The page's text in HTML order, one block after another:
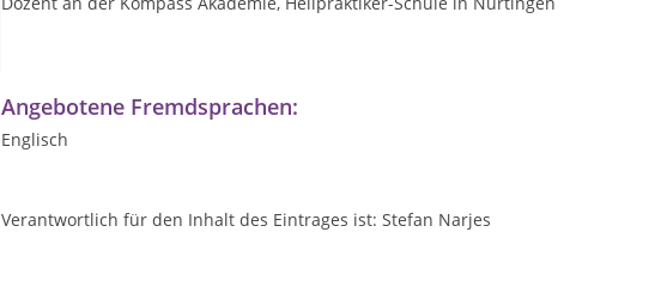
Angebotene Fremdsprachen:
Englisch
Verantwortlich für den Inhalt des Eintrages ist: Stefan Narjes